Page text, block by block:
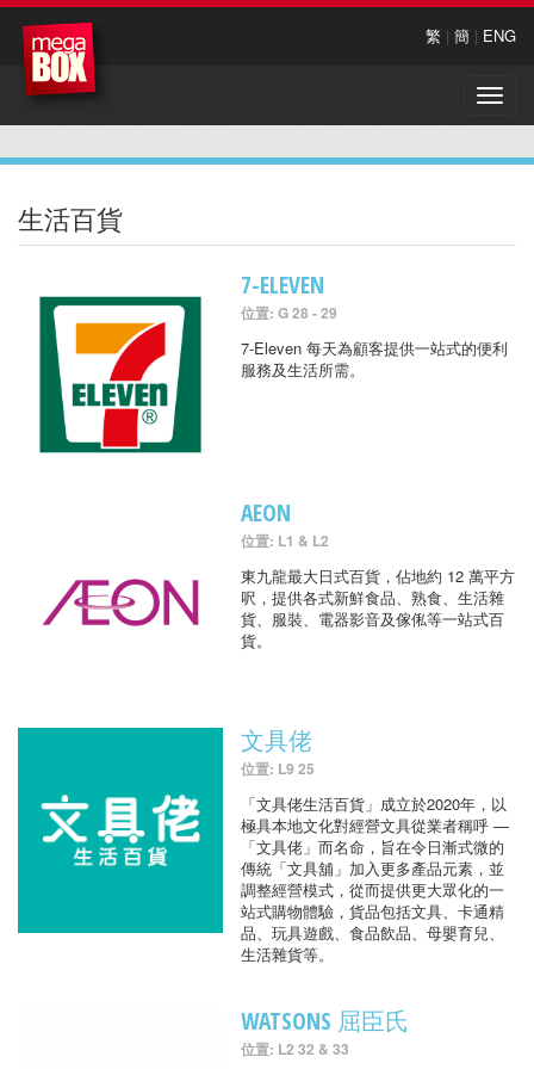
繁 | 簡 | ENG
Toggle
生活百貨
7-ELEVEN
位置: G 28 - 29
7-Eleven 每天為顧客提供一站式的便利
服務及生活所需。
AEON
位置: L1 & L2
東九龍最大日式百貨，佔地約 12 萬平方
呎，提供各式新鮮食品、熟食、生活雜
貨、服裝、電器影音及傢俬等一站式百
貨。
文具佬
位置: L9 25
「文具佬生活百貨」成立於2020年，以
極具本地文化對經營文具從業者稱呼 —
「文具佬」而名命，旨在令日漸式微的
傳統「文具舖」加入更多產品元素，並
調整經營模式，從而提供更大眾化的一
站式購物體驗，貨品包括文具、卡通精
品、玩具遊戲、食品飲品、母嬰育兒、
生活雜貨等。
WATSONS 屈臣氏
位置: L2 32 & 33